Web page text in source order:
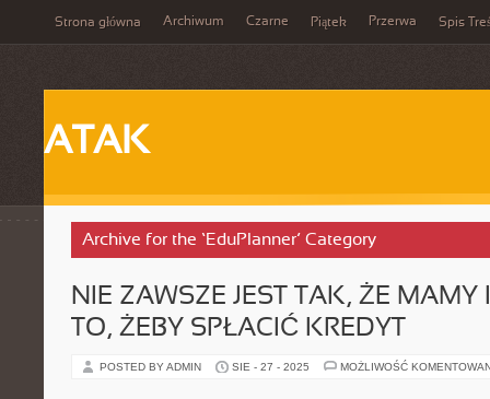
Strona główna Archiwum Czarne Piątek Przerwa Spis
ATAK
Archive for the ‘EduPlanner’ Category
NIE ZAWSZE JEST TAK, ŻE
TO, ŻEBY SPŁACIĆ KREDYT
POSTED BY ADMIN SIE - 27 - 2025 MOŻLIWOŚĆ